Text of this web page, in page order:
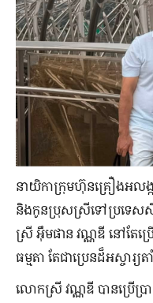
នាយិកា​ក្រុមហ៊ុនគ្រឿងអលង្ក
និង​កូន​ប្រុស​ស្រី​ទៅ​ប្រទេស​សិ
ស្រី អ៊ឹមផាន វណ្ណឌី នៅតែ​
ធម្មតា តែ​ជា​ប្រេន​ដ៏​អស្ចា
លោកស្រី វណ្ណឌី បាន​ប្រើប្រ